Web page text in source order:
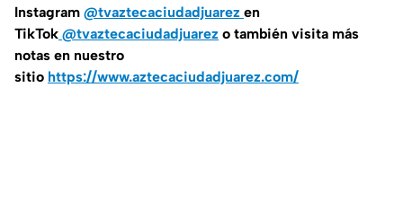
Instagram @tvaztecaciudadjuarez en
TikTok @tvaztecaciudadjuarez o también visita más
notas en nuestro
sitio https://www.aztecaciudadjuarez.com/